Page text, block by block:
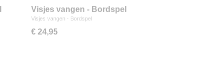
Visjes vangen - Bordspel
Visjes vangen - Bordspel
€ 24,95